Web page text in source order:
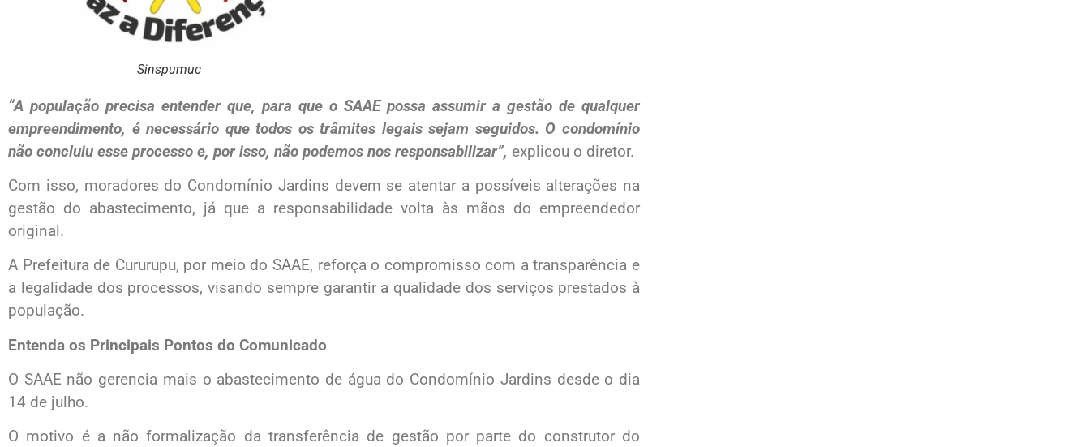
Sinspumuc
“A população precisa entender que, para que o SAAE possa assumir a gestão de qualquer
empreendimento, é necessário que todos os trâmites legais sejam seguidos. O condomínio
não concluiu esse processo e, por isso, não podemos nos responsabilizar”, explicou o diretor.
Com isso, moradores do Condomínio Jardins devem se atentar a possíveis alterações na
gestão do abastecimento, já que a responsabilidade volta às mãos do empreendedor
original.
A Prefeitura de Cururupu, por meio do SAAE, reforça o compromisso com a transparência e
a legalidade dos processos, visando sempre garantir a qualidade dos serviços prestados à
população.
Entenda os Principais Pontos do Comunicado
O SAAE não gerencia mais o abastecimento de água do Condomínio Jardins desde o dia
14 de julho.
O motivo é a não formalização da transferência de gestão por parte do construtor do